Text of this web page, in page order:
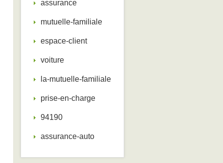
assurance
mutuelle-familiale
espace-client
voiture
la-mutuelle-familiale
prise-en-charge
94190
assurance-auto